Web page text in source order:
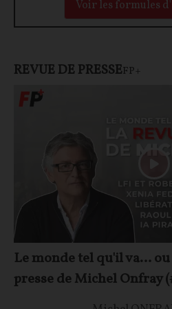
Voir les formules
REVUE DE PRESSEFP+
Le monde tel qu'il va…
presse de Michel Onfray